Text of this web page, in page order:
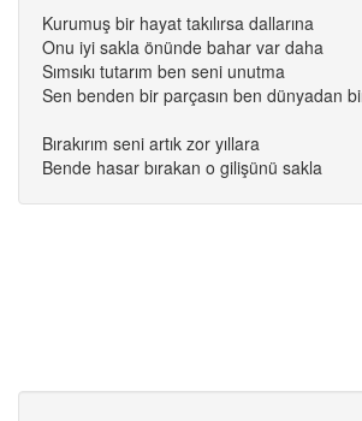
Kurumuş bir hayat takılırsa dallarına
Onu iyi sakla önünde bahar var daha
Sımsıkı tutarım ben seni unutma
Sen benden bir parçasın ben dünyadan
Bırakırım seni artık zor yıllara
Bende hasar bırakan o gilişünü sakla